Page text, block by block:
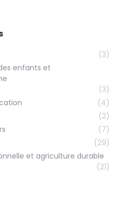
(3)
enfants et
(3)
(4)
(2)
(7)
(29)
et agriculture durable
(21)